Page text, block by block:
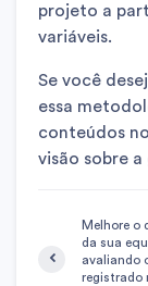
projeto a
variáveis.
Se você
essa
conteúdos no
visão sobre
Melhore o
da sua
avaliando
registrado